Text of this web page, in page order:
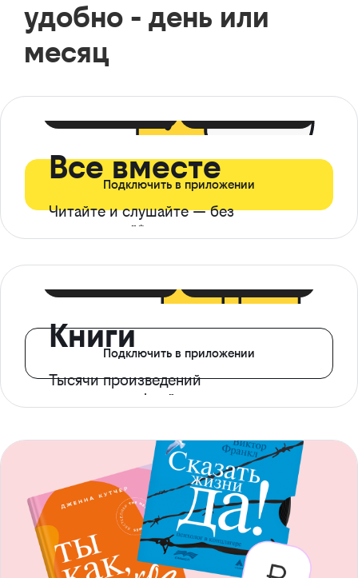
удобно - день или
месяц
Все вместе
Читайте и слушайте — без
ограничений*
Подключить в приложении
Книги
Тысячи произведений
с доступом офлайн
Подключить в приложении